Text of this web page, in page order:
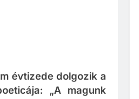
évtizede dolgozik a
„A magunk